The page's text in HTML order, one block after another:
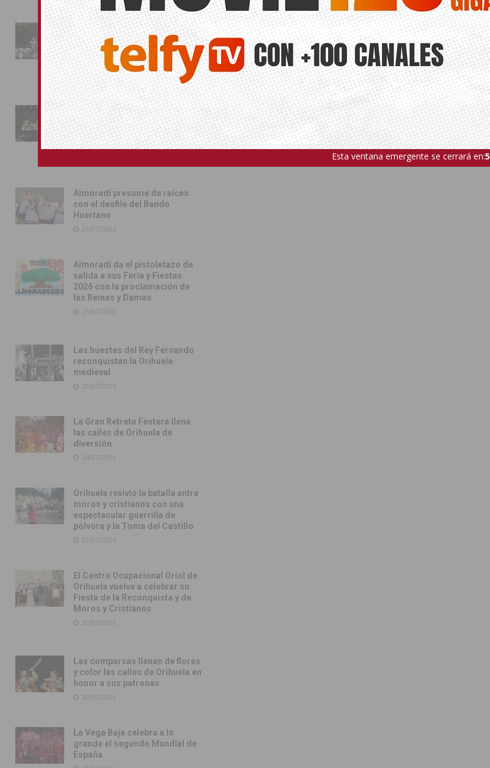
La fiesta se adueña de
Almoradí con la presentación
de los cargos festeros y la
toma del castillo
31/07/2026
Pilar de la Horadada
conmemora con emoción el
40º aniversario de su
independencia como municipio
Almoradí presume de raíces
con el desfile del Bando
Huertano
26/07/2026
Almoradí da el pistoletazo de
salida a sus Feria y Fiestas
2026 con la proclamación de
las Reinas y Damas
25/07/2026
Las huestes del Rey Fernando
reconquistan la Orihuela
medieval
25/07/2026
La Gran Retreta Festera llena
las calles de Orihuela de
diversión
24/07/2026
Orihuela revivió la batalla entre
moros y cristianos con una
espectacular guerrilla de
pólvora y la Toma del Castillo
22/07/2026
El Centro Ocupacional Oriol de
Orihuela vuelve a celebrar su
Fiesta de la Reconquista y de
Moros y Cristianos
20/07/2026
Las comparsas llenan de flores
y color las calles de Orihuela en
honor a sus patronas
20/07/2026
La Vega Baja celebra a lo
grande el segundo Mundial de
España
Esta ventana emergente se cerrará en:4